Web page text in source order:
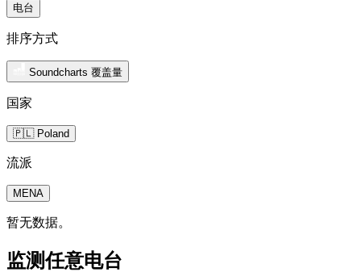
电台
排序方式
Soundcharts 覆盖量
国家
🇵🇱 Poland
流派
MENA
暂无数据。
监测任意电台